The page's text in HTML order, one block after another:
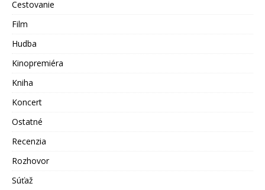
Cestovanie
Film
Hudba
Kinopremiéra
Kniha
Koncert
Ostatné
Recenzia
Rozhovor
Súťaž